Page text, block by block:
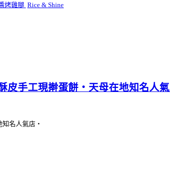
烤雞腿 Rice & Shine
皮手工現擀蛋餅‧天母在地知名人
名人氣店‧